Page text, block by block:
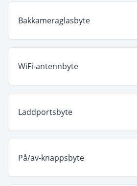
Bakkameraglasbyte
WiFi-antennbyte
Laddportsbyte
På/av-knappsbyte